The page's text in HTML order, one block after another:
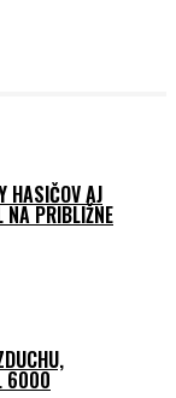
HASIČOV AJ
NA PRIBLIŽNE
6000